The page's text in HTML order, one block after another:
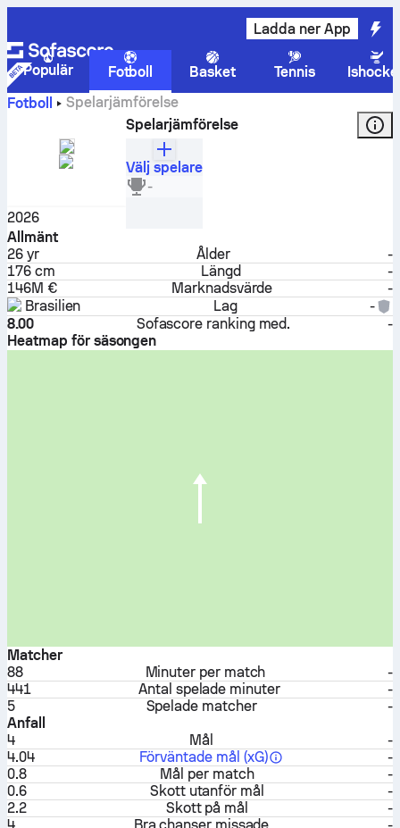
Ladda ner App
Populär Fotboll Basket Tennis
Fotboll
Spelarjämförelse
Spelarjämförelse
2026
Välj spelare
-
Allmänt
26 yr Ålder
-
176 cm
Längd
-
146M €
Marknadsvärde
-
Brasilien
Lag
-
8.00
Sofascore ranking med.
-
Heatmap för säsongen
Matcher
88
Minuter per match
-
441
Antal spelade minuter
-
5
Spelade matcher
-
Anfall
4
Mål
-
4.04
Förväntade mål (xG)
-
0.8
Mål per match
-
0.6
Skott utanför mål
-
2.2
Skott på mål
-